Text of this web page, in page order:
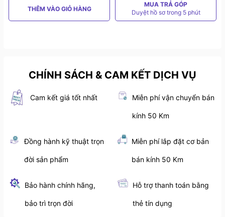
THÊM VÀO GIỎ HÀNG
MUA TRẢ GÓP
Duyệt hồ sơ trong 5 phút
CHÍNH SÁCH & CAM KẾT DỊCH VỤ
Cam kết giá tốt nhất Miễn phí vận chuyển bán
kính 50 Km
Đồng hành kỹ thuật trọn
đời sản phẩm
Miễn phí lắp đặt cơ bản
bán kính 50 Km
Bảo hành chính hãng,
bảo trì trọn đời
Hỗ trợ thanh toán bằng
thẻ tín dụng